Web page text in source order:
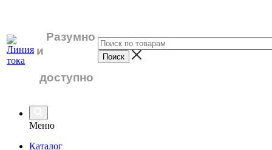
Разумно
и
доступно
Меню
Каталог